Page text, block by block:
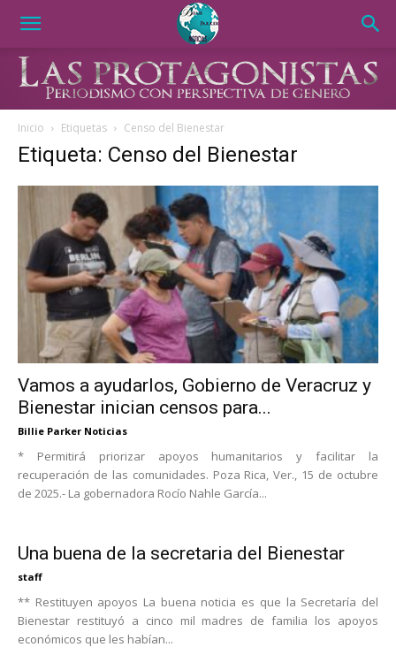
Inicio Etiquetas Censo del Bienestar
Etiqueta: Censo del Bienestar
Vamos a ayudarlos, Gobierno de Veracruz y
Bienestar inician censos para...
Billie Parker Noticias
* Permitirá priorizar apoyos humanitarios y facilitar la
recuperación de las comunidades. Poza Rica, Ver., 15 de octubre
de 2025.- La gobernadora Rocío Nahle García...
Una buena de la secretaria del Bienestar
staff
** Restituyen apoyos La buena noticia es que la Secretaría del
Bienestar restituyó a cinco mil madres de familia los apoyos
económicos que les habían...